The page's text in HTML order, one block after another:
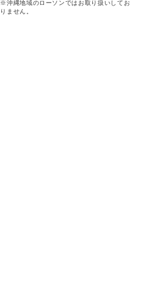
※沖縄地域のローソンではお取り扱いしてお
りません。